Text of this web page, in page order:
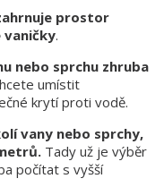
prostor
vaničky.
nebo sprchu zhruba
umístit
krytí proti vodě.
vany nebo sprchy,
Tady už je výběr
počítat s vyšší